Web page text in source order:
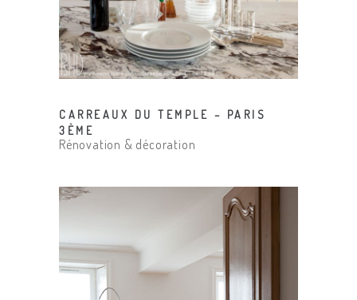
CARREAUX DU TEMPLE – PARIS
3ÈME
Rénovation & décoration